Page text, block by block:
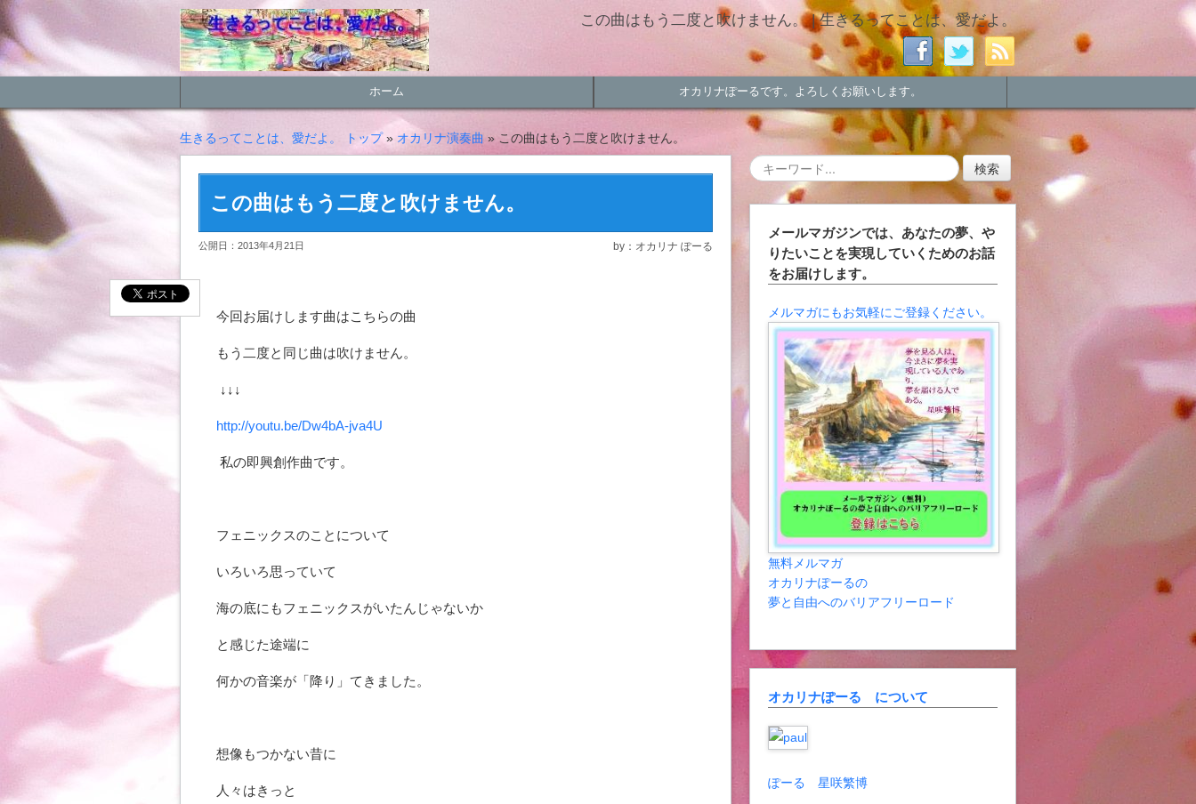
この曲はもう二度と吹けません。 | 生きるってことは、愛だよ。
ホーム オカリナぽーるです。よろしくお願いします。
生きるってことは、愛だよ。 トップ» オカリナ演奏曲 » この曲はもう二度と吹けません。
この曲はもう二度と吹けません。
公開日：2013年4月21日 by：オカリナ ぽーる
今回お届けします曲はこちらの曲
もう二度と同じ曲は吹けません。
↓↓↓
http://youtu.be/Dw4bA-jva4U
私の即興創作曲です。
フェニックスのことについて
いろいろ思っていて
海の底にもフェニックスがいたんじゃないか
と感じた途端に
何かの音楽が「降り」てきました。
想像もつかない昔に
人々はきっと
メールマガジンでは、あなたの夢、や
りたいことを実現していくためのお話
をお届けします。
メルマガにもお気軽にご登録ください。
無料メルマガ
オカリナぽーるの
夢と自由へのバリアフリーロード
オカリナぽーる について
ぽーる 星咲繁博